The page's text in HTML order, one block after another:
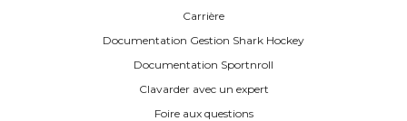
Carrière
Documentation Gestion Shark Hockey
Documentation Sportnroll
Clavarder avec un expert
Foire aux questions